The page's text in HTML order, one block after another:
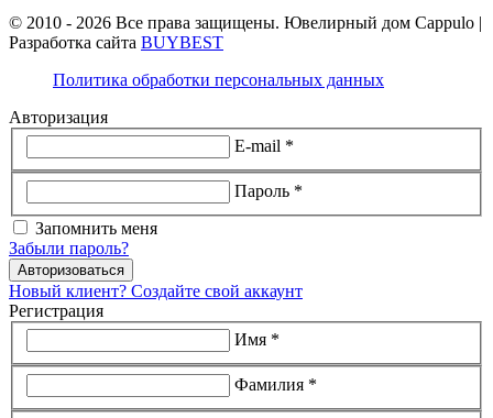
© 2010 - 2026 Все права защищены. Ювелирный дом Cappulo |
Разработка сайта BUYBEST
Политика обработки персональных данных
Авторизация
E-mail *
Пароль *
Запомнить меня
Забыли пароль?
Авторизоваться
Новый клиент? Создайте свой аккаунт
Регистрация
Имя *
Фамилия *